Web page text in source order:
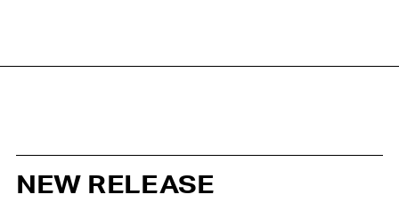
NEW RELEASE